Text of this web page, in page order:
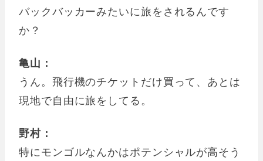
バックバッカーみたいに旅をされるんです
か？
亀山：
うん。飛行機のチケットだけ買って、あとは
現地で自由に旅をしてる。
野村：
特にモンゴルなんかはポテンシャルが高そう